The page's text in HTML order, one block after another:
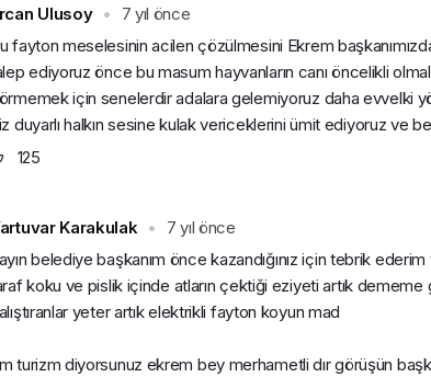
Ulusoy •
7 yıl önce
fayton meselesinin acilen çözülmesini Ekrem
ediyoruz önce bu masum hayvanların canı öncelikli
için senelerdir adalara gelemiyoruz daha evvelki
duyarlı halkın sesine kulak vericeklerini ümit ediyoruz ve
125
Karakulak •
7 yıl önce
belediye başkanım önce kazandığınız için tebrik ederim
koku ve pislik içinde atların çektiği eziyeti artık dememe
yeter artık elektrikli fayton koyun mad
turizm diyorsunuz ekrem bey merhametli dır görüşün